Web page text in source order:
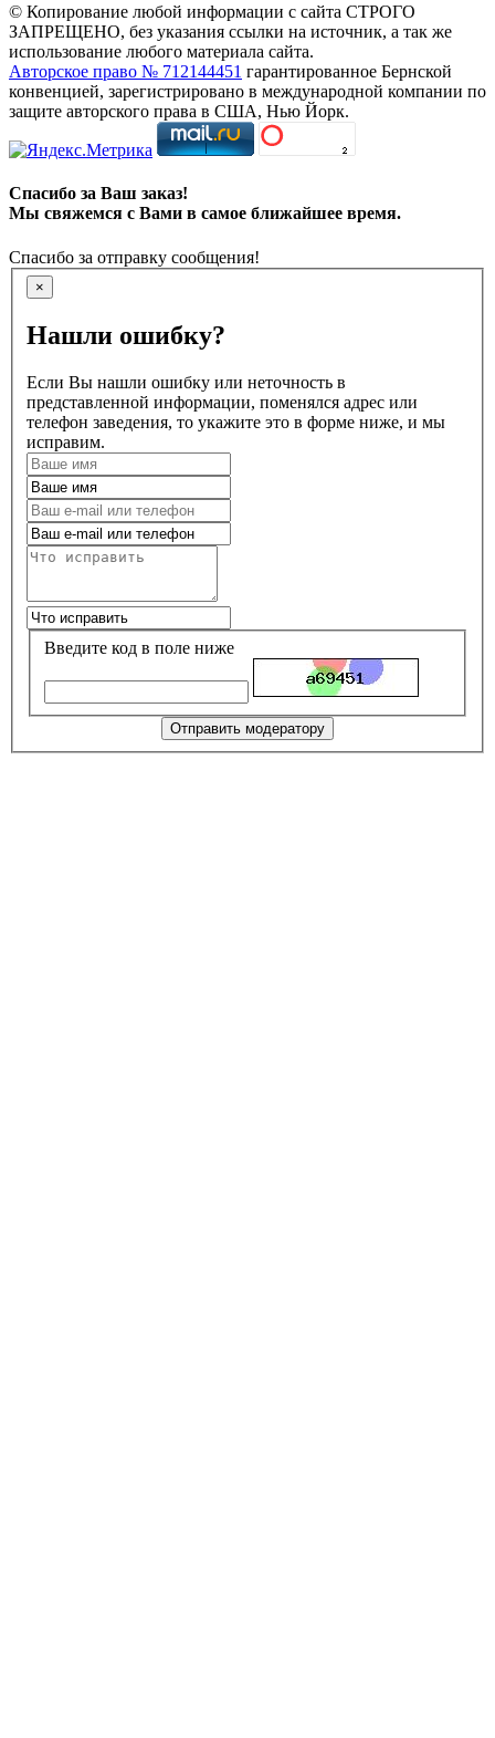
© Копирование любой информации с сайта СТРОГО
ЗАПРЕЩЕНО, без указания ссылки на источник, а так же
использование любого материала сайта.
Авторское право № 712144451 гарантированное Бернской
конвенцией, зарегистрировано в международной компании по
защите авторского права в США, Нью Йорк.
Спасибо за Ваш заказ!
Мы свяжемся с Вами в самое ближайшее время.
Спасибо за отправку сообщения!
×
Нашли ошибку?
Если Вы нашли ошибку или неточность в
представленной информации, поменялся адрес или
телефон заведения, то укажите это в форме ниже, и мы
исправим.
Введите код в поле ниже
Отправить модератору